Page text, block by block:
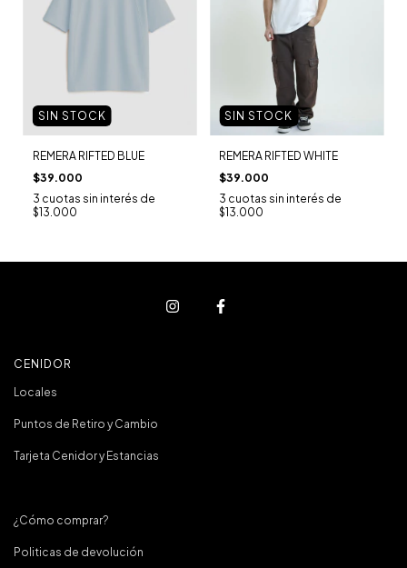
SIN STOCK
REMERA RIFTED BLUE
$39.000
3 cuotas sin interés de
$13.000
SIN STOCK
REMERA RIFTED WHITE
$39.000
3 cuotas sin interés de
$13.000
CENIDOR
Locales
Puntos de Retiro y Cambio
Tarjeta Cenidor y Estancias
¿Cómo comprar?
Politicas de devolución